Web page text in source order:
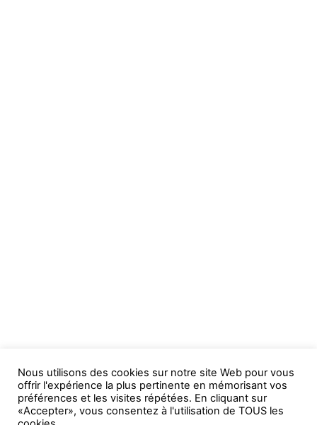
Nous utilisons des cookies sur notre site Web pour vous
offrir l'expérience la plus pertinente en mémorisant vos
préférences et les visites répétées. En cliquant sur
«Accepter», vous consentez à l'utilisation de TOUS les